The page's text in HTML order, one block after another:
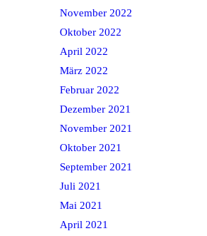
November 2022
Oktober 2022
April 2022
März 2022
Februar 2022
Dezember 2021
November 2021
Oktober 2021
September 2021
Juli 2021
Mai 2021
April 2021